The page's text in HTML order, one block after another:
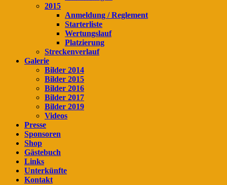
2015
Anmeldung / Reglement
Starterliste
Wertungslauf
Platzierung
Streckenverlauf
Galerie
Bilder 2014
Bilder 2015
Bilder 2016
Bilder 2017
Bilder 2019
Videos
Presse
Sponsoren
Shop
Gästebuch
Links
Unterkünfte
Kontakt